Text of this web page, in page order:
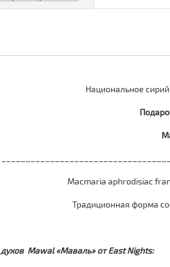
Национальное
Macmaria aphrodisiac
Традиционная форма
Mawal «Маваль» от East Nights: